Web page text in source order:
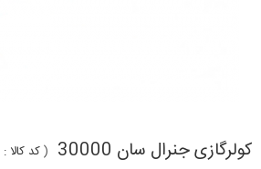
کولرگازی جنرال سان 30000 (کد کالا :